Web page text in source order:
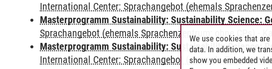
International Center: Sprachangebot (ehemals
Masterprogramm Sustainability: Sustainability Science:
Sprachangebot (ehemals Sprachenzentrum; ohne CPs) -
Masterprogramm Sustainability: Sustainability Science:
International Center: Sprachangebot (ehemals
We use cookies that
data. In addition, we
show you embedded